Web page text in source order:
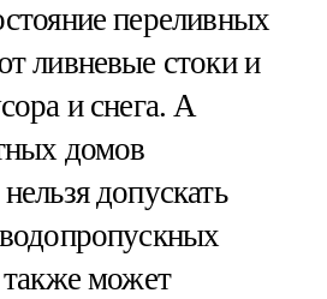
переливных
ливневые стоки и
и снега. А
домов
допускать
может